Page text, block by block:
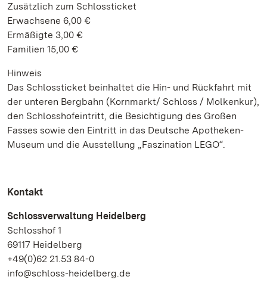
Zusätzlich zum Schlossticket
Erwachsene 6,00 €
Ermäßigte 3,00 €
Familien 15,00 €
Hinweis
Das Schlossticket beinhaltet die Hin- und Rückfahrt mit
der unteren Bergbahn (Kornmarkt/ Schloss / Molkenkur),
den Schlosshofeintritt, die Besichtigung des Großen
Fasses sowie den Eintritt in das Deutsche Apotheken-
Museum und die Ausstellung „Faszination LEGO“.
Kontakt
Schlossverwaltung Heidelberg
Schlosshof 1
69117 Heidelberg
+49(0)62 21.53 84-0
info@schloss-heidelberg.de